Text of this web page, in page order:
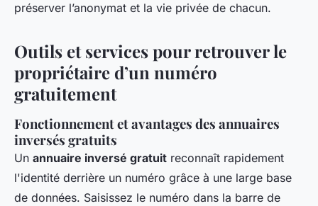
préserver l’anonymat et la vie privée de chacun.
Outils et services pour retrouver le
propriétaire d’un numéro
gratuitement
Fonctionnement et avantages des annuaires
inversés gratuits
Un annuaire inversé gratuit reconnaît rapidement
l'identité derrière un numéro grâce à une large base
de données. Saisissez le numéro dans la barre de